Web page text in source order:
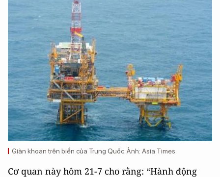
Giàn khoan trên biển của Trung Quốc. Ảnh: Asia Times
Cơ quan này hôm 21-7 cho rằng: “Hành động